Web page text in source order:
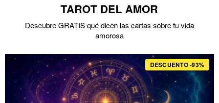
TAROT DEL AMOR
Descubre GRATIS qué dicen las cartas sobre tu vida
amorosa
DESCUENTO -93%